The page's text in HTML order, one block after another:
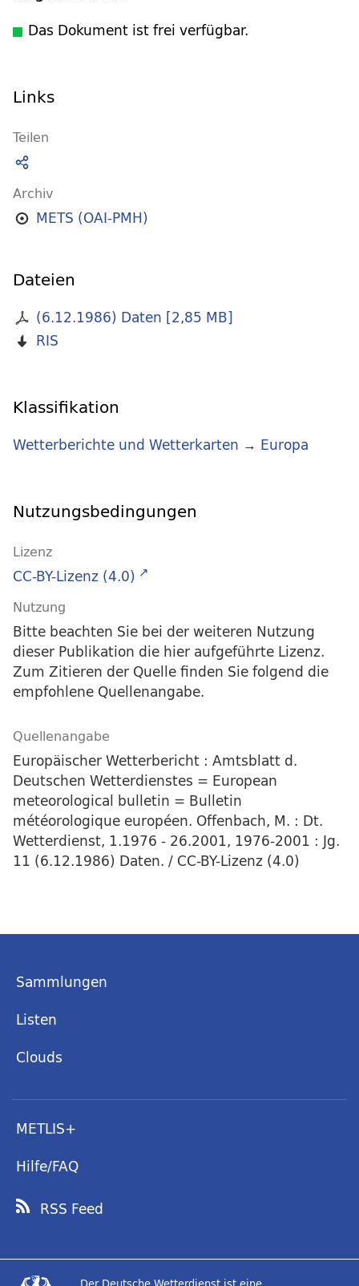
Das Dokument ist frei verfügbar.
Links
Teilen
Archiv
METS (OAI-PMH)
Dateien
(6.12.1986) Daten [2,85 MB]
RIS
Klassifikation
Wetterberichte und Wetterkarten → Europa
Nutzungsbedingungen
Lizenz
CC-BY-Lizenz (4.0)
Nutzung
Bitte beachten Sie bei der weiteren Nutzung
dieser Publikation die hier aufgeführte Lizenz.
Zum Zitieren der Quelle finden Sie folgend die
empfohlene Quellenangabe.
Quellenangabe
Europäischer Wetterbericht : Amtsblatt d.
Deutschen Wetterdienstes = European
meteorological bulletin = Bulletin
météorologique européen. Offenbach, M. : Dt.
Wetterdienst, 1.1976 - 26.2001, 1976-2001 : Jg.
11 (6.12.1986) Daten. / CC-BY-Lizenz (4.0)
Sammlungen
Listen
Clouds
METLIS+
Hilfe/FAQ
RSS Feed